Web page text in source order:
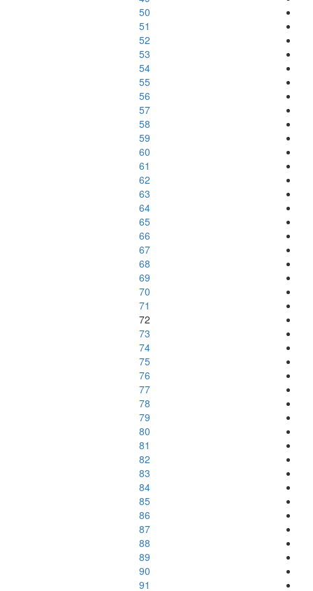
50
51
52
53
54
55
56
57
58
59
60
61
62
63
64
65
66
67
68
69
70
71
72
73
74
75
76
77
78
79
80
81
82
83
84
85
86
87
88
89
90
91